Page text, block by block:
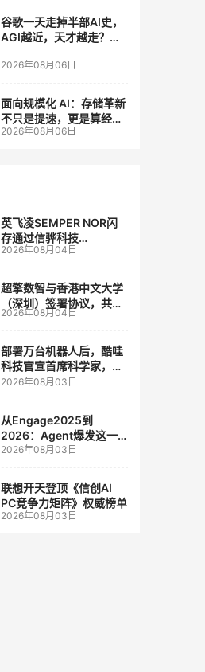
谷歌一天走掉半部AI史，
AGI越近，天才越走？大
自己的研发节奏
2026年08月06日
面向规模化 AI：存储革新
不只是提速，更是算经济
账
2026年08月06日
英飞凌SEMPER NOR闪
存通过信骅科技
AST2700 BMC认证，全
管理
2026年08月04日
超擎数智与香港中文大学
（深圳）签署协议，共建
人工智能和边缘计算联合
2026年08月04日
部署万台机器人后，酷哇
科技官宣首席科学家，要
让世界模型交付生产力
2026年08月03日
从Engage2025到
2026：Agent爆发这一
年，AI CRM 走到哪了
2026年08月03日
联想开天登顶《信创AI
PC竞争力矩阵》权威榜单
2026年08月03日